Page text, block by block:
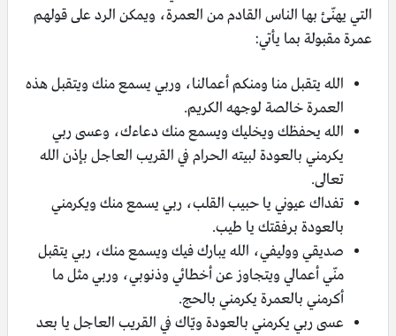
التي يهنّئ بها الناس القادم من العمرة، ويمكن الرد على قولهم
عمرة مقبولة بما يأتي:
الله يتقبل منا ومنكم أعمالنا، وربي يسمع منك ويتقبل هذه
العمرة خالصة لوجهه الكريم.
الله يحفظك ويخليك ويسمع منك دعاءك، وعسى ربي
يكرمني بالعودة لبيته الحرام في القريب العاجل بإذن الله
تعالى.
تفداك عيوني يا حبيب القلب، ربي يسمع منك ويكرمني
بالعودة برفقتك يا طيب.
صديقي ووليفي، الله يبارك فيك ويسمع منك، ربي يتقبل
منّي أعمالي ويتجاوز عن أخطائي وذنوبي، وربي مثل ما
أكرمني بالعمرة يكرمني بالحج.
عسى ربي يكرمني بالعودة ويّاك في القريب العاجل يا بعد